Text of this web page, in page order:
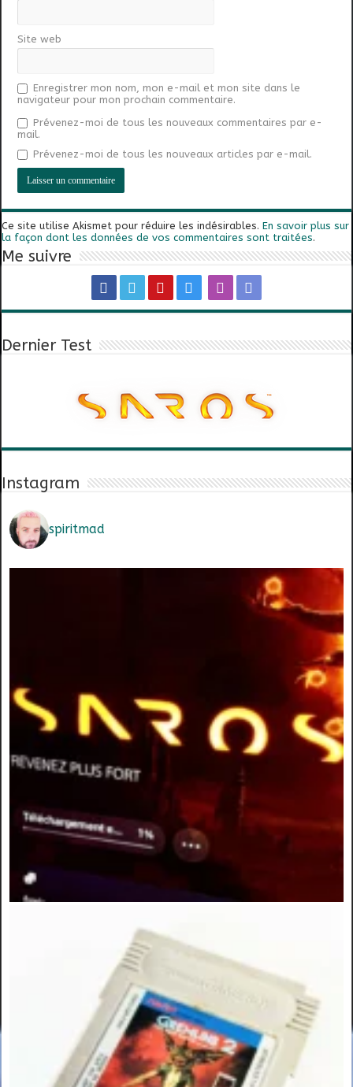
Site web
Enregistrer mon nom, mon e-mail et mon site dans le
navigateur pour mon prochain commentaire.
Prévenez-moi de tous les nouveaux commentaires par e-
mail.
Prévenez-moi de tous les nouveaux articles par e-mail.
Ce site utilise Akismet pour réduire les indésirables.En savoir plus sur
la façon dont les données de vos commentaires sont traitées.
Me suivre
Dernier Test
Instagram
spiritmad